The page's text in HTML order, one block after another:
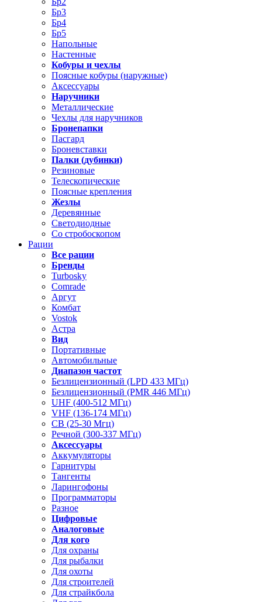
Бр3
Бр4
Бр5
Напольные
Настенные
Кобуры и чехлы
Поясные кобуры (наружные)
Аксессуары
Наручники
Металлические
Чехлы для наручников
Бронепапки
Пасгард
Броневставки
Палки (дубинки)
Резиновые
Телескопические
Поясные крепления
Жезлы
Деревянные
Светодиодные
Со стробоскопом
Рации
Все рации
Бренды
Turbosky
Comrade
Аргут
Комбат
Vostok
Астра
Вид
Портативные
Автомобильные
Диапазон частот
Безлицензионный (LPD 433 МГц)
Безлицензионный (PMR 446 МГц)
UHF (400-512 МГц)
VHF (136-174 МГц)
CB (25-30 Мгц)
Речной (300-337 МГц)
Аксессуары
Аккумуляторы
Гарнитуры
Тангенты
Ларингофоны
Программаторы
Разное
Цифровые
Аналоговые
Для кого
Для охраны
Для рыбалки
Для охоты
Для строителей
Для страйкбола